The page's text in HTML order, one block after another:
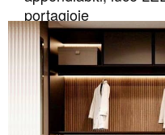
portagioie